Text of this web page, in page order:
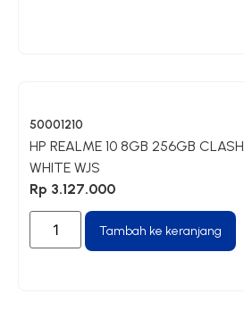
50001210
HP REALME 10 8GB 256GB CLASH
WHITE WJS
Rp 3.127.000
Tambah ke keranjang